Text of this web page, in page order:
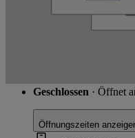
Schließen
Geschlossen · Öffnet
Öffnungszeiten